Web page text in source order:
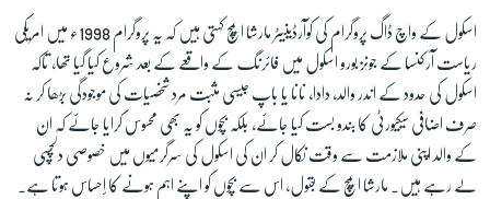
اسکول کے واچ ڈاگ پروگرام کی کوآرڈینیٹر مارشا ایمچ کہتی ہیں کہ یہ پروگرام 1998ء میں امریکی
ریاست آرکنسا کے جونز بورو اسکول میں فائرنگ کے واقعے کے بعد شروع کیا گیا تھا، تاکہ
اسکول کی حدود کے اندر والد، دادا، نانا یا باپ جیسی مثبت مرد شخصیات کی موجودگی بڑھا کر نہ
صرف اضافی سیکیورٹی کا بندو بست کیا جائے، بلکہ بچوں کو یہ بھی محسوس کرایا جائے کہ ان
کے والد اپنی ملازمت سے وقت نکال کر ان کی اسکول کی سرگرمیوں میں خصوصی دلچسپی
لے رہے ہیں۔ مارشا ایمچ کے بقول، اس سے بچوں کو اپنے اہم ہونے کا إحساس ہوتا ہے۔